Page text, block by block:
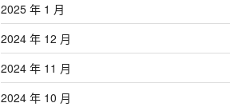
2025 年 1 月
2024 年 12 月
2024 年 11 月
2024 年 10 月